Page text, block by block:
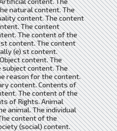
natural content. The
content. The content
The content
The content of the
content. The content
(e) st content.
content. The
content. The
reason for the content.
content. Contents of
The content of the
of Rights. Animal
animal. The individual
content of the
(social) content.